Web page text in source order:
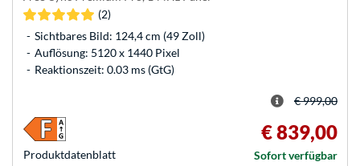
(2)
Sichtbares Bild: 124,4 cm (49 Zoll)
Auflösung: 5120 x 1440 Pixel
Reaktionszeit: 0.03 ms (GtG)
Produkt­datenblatt
€ 999,00
€ 839,00
Sofort verfügbar